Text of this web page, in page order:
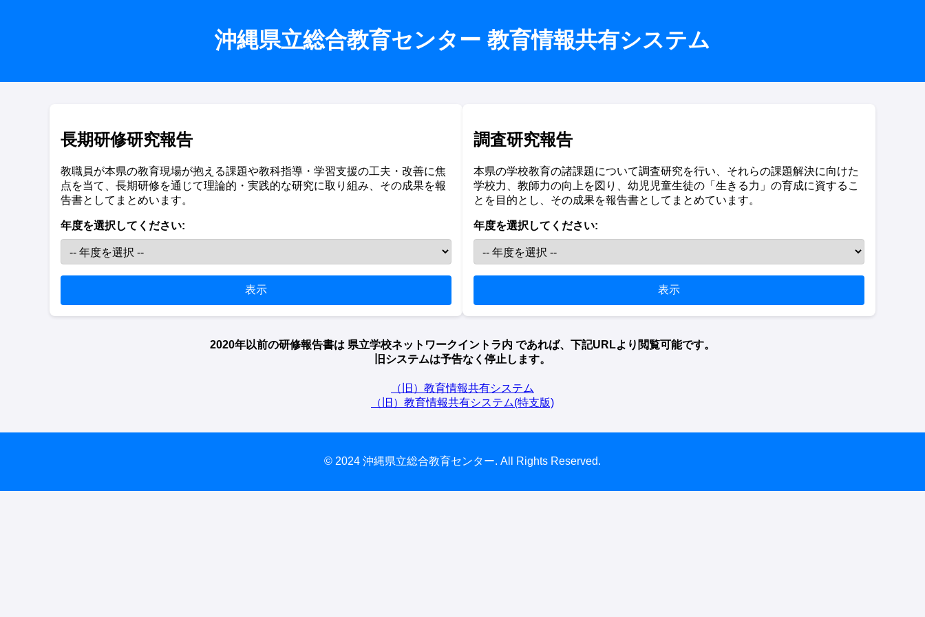
沖縄県立総合教育センター 教育情報共有システム
長期研修研究報告
教職員が本県の教育現場が抱える課題や教科指導・学習支援の工夫・改善に焦
点を当て、長期研修を通じて理論的・実践的な研究に取り組み、その成果を報
告書としてまとめいます。
年度を選択してください:
表示
調査研究報告
本県の学校教育の諸課題について調査研究を行い、それらの課題解決に向けた
学校力、教師力の向上を図り、幼児児童生徒の「生きる力」の育成に資するこ
とを目的とし、その成果を報告書としてまとめています。
年度を選択してください:
表示
2020年以前の研修報告書は 県立学校ネットワークイントラ内 であれば、下記URLより閲覧可能です。
旧システムは予告なく停止します。
（旧）教育情報共有システム
（旧）教育情報共有システム(特支版)
© 2024 沖縄県立総合教育センター. All Rights Reserved.